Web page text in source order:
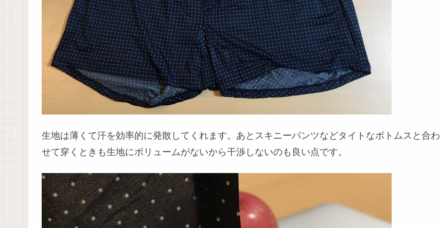
生地は薄くて汗を効率的に発散してくれます。あとスキニーパンツなどタイトなボトムスと合わ
せて穿くときも生地にボリュームがないから干渉しないのも良い点です。